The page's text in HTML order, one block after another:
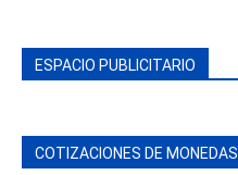
ESPACIO PUBLICITARIO
COTIZACIONES DE MONEDAS